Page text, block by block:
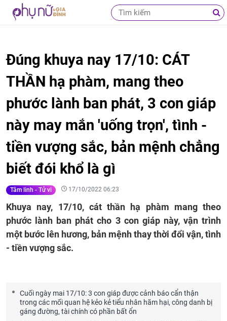
Đúng khuya nay 17/10: CÁT
THẦN hạ phàm, mang theo
phước lành ban phát, 3 con giáp
này may mắn 'uống trọn', tình -
tiền vượng sắc, bản mệnh chẳng
biết đói khổ là gì
Tâm linh - Tử vi 17/10/2022 06:23
Khuya nay, 17/10, cát thần hạ phàm mang theo
phước lành ban phát cho 3 con giáp này, vận trình
một bước lên hương, bản mệnh thay thời đổi vận, tình
- tiền vượng sắc.
Cuối ngày mai 17/10: 3 con giáp được cảnh báo cẩn thận
trong các mối quan hệ kẻo kẻ tiểu nhân hãm hại, công danh bị
gáng đường, tài chính có phần bất ổn